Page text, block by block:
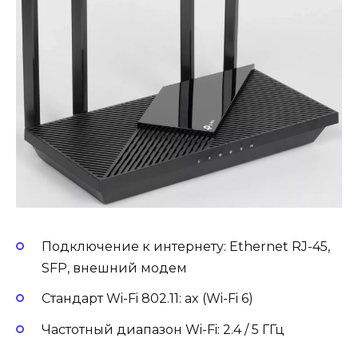
Подключение к интернету: Ethernet RJ-45,
SFP, внешний модем
Стандарт Wi-Fi 802.11: ax (Wi-Fi 6)
Частотный диапазон Wi-Fi: 2.4 / 5 ГГц